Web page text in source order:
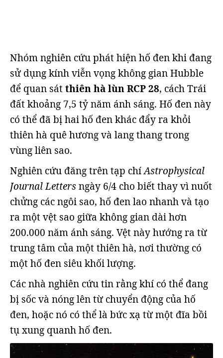
Nhóm nghiên cứu phát hiện hố đen khi đang
sử dụng kính viễn vọng không gian Hubble
để quan sátthiên hà lùn RCP 28, cách Trái
đất khoảng 7,5 tỷ năm ánh sáng. Hố đen này
có thể đã bị hai hố đen khác đẩy ra khỏi
thiên hà quê hương và lang thang trong
vùng liên sao.
Nghiên cứu đăng trên tạp chíAstrophysical
Journal Lettersngày 6/4 cho biết thay vì nuốt
chửng các ngôi sao, hố đen lao nhanh và tạo
ra một vệt sao giữa không gian dài hơn
200.000 năm ánh sáng. Vệt này hướng ra từ
trung tâm của một thiên hà, nơi thường có
một hố đen siêu khối lượng.
Các nhà nghiên cứu tin rằng khí có thể đang
bị sốc và nóng lên từ chuyển động của hố
đen, hoặc nó có thể là bức xạ từ một đĩa bồi
tụ xung quanh hố đen.